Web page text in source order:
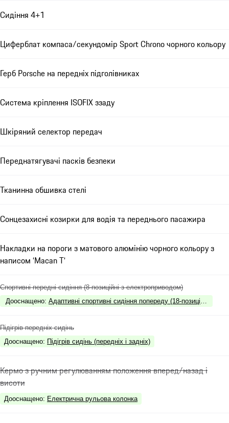
Сидіння 4+1
Циферблат компаса/секундомір Sport Chrono чорного кольору
Герб Porsche на передніх підголівниках
Система кріплення ISOFIX ззаду
Шкіряний селектор передач
Переднатягувачі пасків безпеки
Тканинна обшивка стелі
Сонцезахисні козирки для водія та переднього пасажира
Накладки на пороги з матового алюмінію чорного кольору з
написом ‘Macan T‘
Спортивні передні сидіння (8-позиційні з електроприводом)
Дооснащено: Адаптивні спортивні сидіння попереду (18-позиційні з
Підігрів передніх сидінь
Дооснащено: Підігрів сидінь (передніх і задніх)
Кермо з ручним регулюванням положення вперед/назад і
висоти
Дооснащено: Електрична рульова колонка